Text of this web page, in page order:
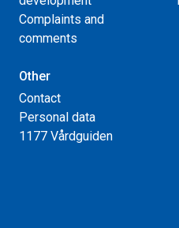
Complaints and
comments
Other
Contact
Personal data
1177 Vårdguiden